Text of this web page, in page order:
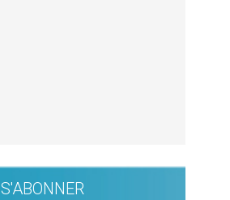
S'ABONNER